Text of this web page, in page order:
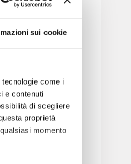
sui cookie
come i
e contenuti
di scegliere
proprietà
momento